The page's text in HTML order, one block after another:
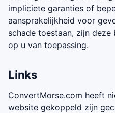
impliciete garanties of
aansprakelijkheid voor
schade toestaan, zijn
op u van toepassing.
Links
ConvertMorse.com heeft
website gekoppeld zijn